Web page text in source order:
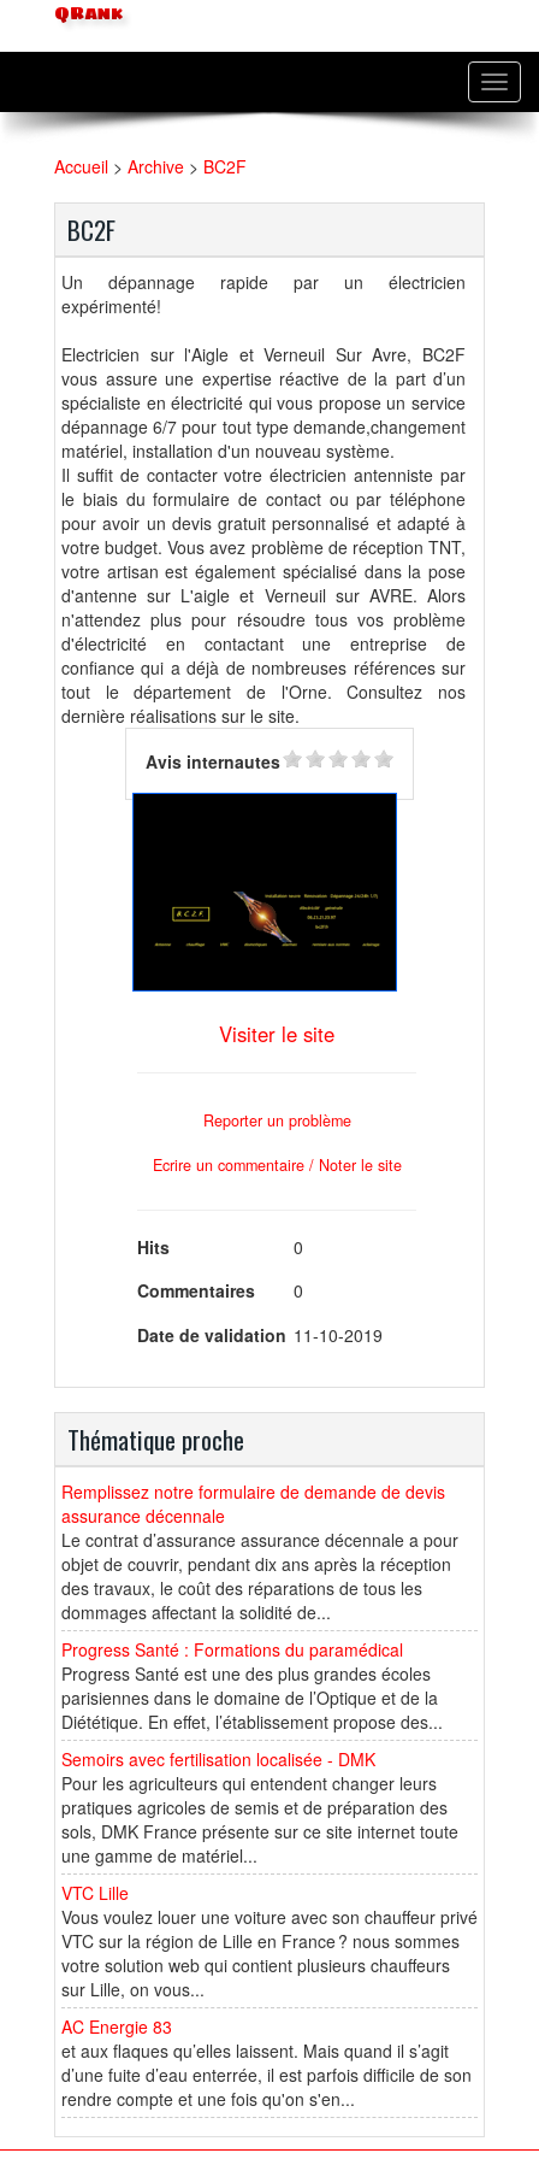
QRank
Accueil > Archive > BC2F
BC2F
Un dépannage rapide par un électricien
expérimenté!
Electricien sur l'Aigle et Verneuil Sur Avre, BC2F
vous assure une expertise réactive de la part d’un
spécialiste en électricité qui vous propose un service
dépannage 6/7 pour tout type demande,changement
matériel, installation d'un nouveau système.
Il suffit de contacter votre électricien antenniste par
le biais du formulaire de contact ou par téléphone
pour avoir un devis gratuit personnalisé et adapté à
votre budget. Vous avez problème de réception TNT,
votre artisan est également spécialisé dans la pose
d'antenne sur L'aigle et Verneuil sur AVRE. Alors
n'attendez plus pour résoudre tous vos problème
d'électricité en contactant une entreprise de
confiance qui a déjà de nombreuses références sur
tout le département de l'Orne. Consultez nos
dernière réalisations sur le site.
Avis internautes
Visiter le site
Reporter un problème
Ecrire un commentaire / Noter le site
Hits
0
Commentaires
0
Date de validation 11-10-2019
Thématique proche
Remplissez notre formulaire de demande de devis
assurance décennale
Le contrat d’assurance assurance décennale a pour
objet de couvrir, pendant dix ans après la réception
des travaux, le coût des réparations de tous les
dommages affectant la solidité de...
Progress Santé : Formations du paramédical
Progress Santé est une des plus grandes écoles
parisiennes dans le domaine de l’Optique et de la
Diététique. En effet, l’établissement propose des...
Semoirs avec fertilisation localisée - DMK
Pour les agriculteurs qui entendent changer leurs
pratiques agricoles de semis et de préparation des
sols, DMK France présente sur ce site internet toute
une gamme de matériel...
VTC Lille
Vous voulez louer une voiture avec son chauffeur privé
VTC sur la région de Lille en France ? nous sommes
votre solution web qui contient plusieurs chauffeurs
sur Lille, on vous...
AC Energie 83
et aux flaques qu’elles laissent. Mais quand il s’agit
d’une fuite d’eau enterrée, il est parfois difficile de son
rendre compte et une fois qu'on s'en...